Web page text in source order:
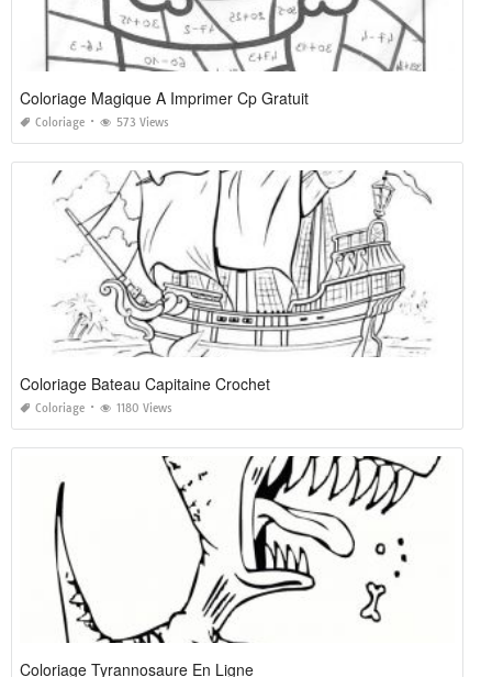
Coloriage Magique A Imprimer Cp Gratuit
Coloriage 573 Views
Coloriage Bateau Capitaine Crochet
Coloriage 1180 Views
Coloriage Tyrannosaure En Ligne